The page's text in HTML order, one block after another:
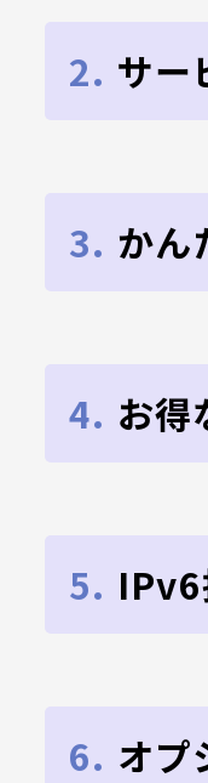
2. サー
3. かん
4. お得
5.
6. オプ